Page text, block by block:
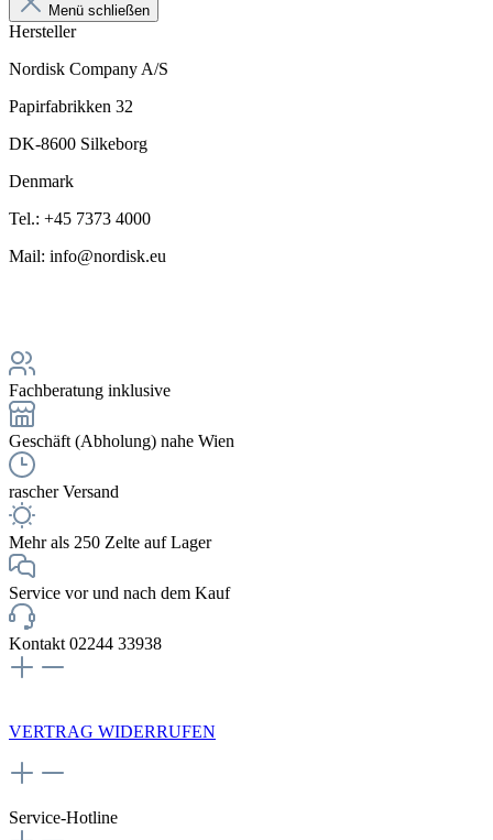
Menü schließen
Hersteller
Nordisk Company A/S
Papirfabrikken 32
DK-8600 Silkeborg
Denmark
Tel.: +45 7373 4000
Mail: info@nordisk.eu
Fachberatung inklusive
Geschäft (Abholung) nahe Wien
rascher Versand
Mehr als 250 Zelte auf Lager
Service vor und nach dem Kauf
Kontakt 02244 33938
VERTRAG WIDERRUFEN
Service-Hotline